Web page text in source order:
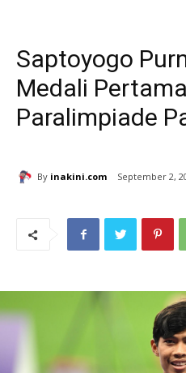
Saptoyogo
Medali
Paralimpiade
By inakini.com September 2,